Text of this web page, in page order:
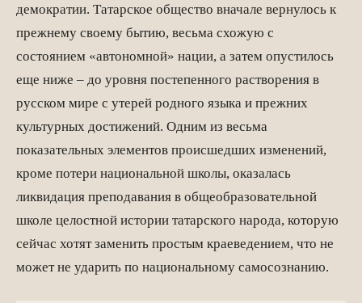
демократии. Татарское общество вначале вернулось к
прежнему своему бытию, весьма схожую с
состоянием «автономной» нации, а затем опустилось
еще ниже – до уровня постепенного растворения в
русском мире с утерей родного языка и прежних
культурных достижений. Одним из весьма
показательных элементов происшедших изменений,
кроме потери национальной школы, оказалась
ликвидация преподавания в общеобразовательной
школе целостной истории татарского народа, которую
сейчас хотят заменить простым краеведением, что не
может не ударить по национальному самосознанию.